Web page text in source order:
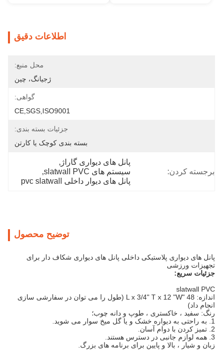
اطلاعات دقیق
محل منبع:
ژجیانگ، چین
گواهی:
CE,SGS,ISO9001
جزئیات بسته بندی:
بسته بندی کوچک یا کارتن
برجسته کردن:
پانل های دیواری گاراژ,
سیستم های slatwall PVC
,
پانل های دیوار داخلی pvc slatwall
توضیح محصول
پانل های دیواری پلاستیکی داخلی پانل های دیواری شکاف دار برای
تجهیزات ورزشی
جزئیات سریع:
slatwall PVC
اندازه: 48 "L x 3/4" T x 12 "W (طول را می توان در سفارشی سازی
انجام داد)
رنگ: سفید ، خاکستری ، طوپ و دانه چوب؛
زبان و شیار ، بالا و پایین برای برنامه های بزرگ.